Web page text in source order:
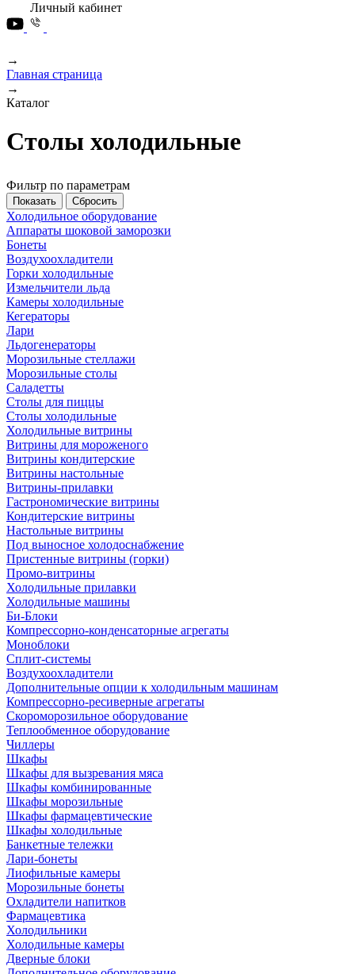
Личный кабинет
→
Главная страница
→
Каталог
Столы холодильные
Фильтр по параметрам
Холодильное оборудование
Аппараты шоковой заморозки
Бонеты
Воздухоохладители
Горки холодильные
Измельчители льда
Камеры холодильные
Кегераторы
Лари
Льдогенераторы
Морозильные стеллажи
Морозильные столы
Саладетты
Столы для пиццы
Столы холодильные
Холодильные витрины
Витрины для мороженого
Витрины кондитерские
Витрины настольные
Витрины-прилавки
Гастрономические витрины
Кондитерские витрины
Настольные витрины
Под выносное холодоснабжение
Пристенные витрины (горки)
Промо-витрины
Холодильные прилавки
Холодильные машины
Би-Блоки
Компрессорно-конденсаторные агрегаты
Моноблоки
Сплит-системы
Воздухоохладители
Дополнительные опции к холодильным машинам
Компрессорно-ресиверные агрегаты
Скороморозильное оборудование
Теплообменное оборудование
Чиллеры
Шкафы
Шкафы для вызревания мяса
Шкафы комбинированные
Шкафы морозильные
Шкафы фармацевтические
Шкафы холодильные
Банкетные тележки
Лари-бонеты
Лиофильные камеры
Морозильные бонеты
Охладители напитков
Фармацевтика
Холодильники
Холодильные камеры
Дверные блоки